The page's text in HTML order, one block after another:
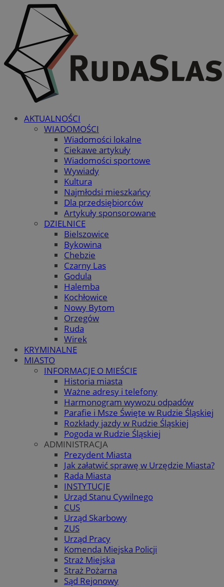
AKTUALNOŚCI
WIADOMOŚCI
Wiadomości lokalne
Ciekawe artykuły
Wiadomości sportowe
Wywiady
Kultura
Najmłodsi mieszkańcy
Dla przedsiębiorców
Artykuły sponsorowane
DZIELNICE
Bielszowice
Bykowina
Chebzie
Czarny Las
Godula
Halemba
Kochłowice
Nowy Bytom
Orzegów
Ruda
Wirek
KRYMINALNE
MIASTO
INFORMACJE O MIEŚCIE
Historia miasta
Ważne adresy i telefony
Harmonogram wywozu odpadów
Parafie i Msze Święte w Rudzie Śląskiej
Rozkłady jazdy w Rudzie Śląskiej
Pogoda w Rudzie Śląskiej
ADMINISTRACJA
Prezydent Miasta
Jak załatwić sprawę w Urzędzie Miasta?
Rada Miasta
INSTYTUCJE
Urząd Stanu Cywilnego
CUS
Urząd Skarbowy
ZUS
Urząd Pracy
Komenda Miejska Policji
Straż Miejska
Straż Pożarna
Sąd Rejonowy